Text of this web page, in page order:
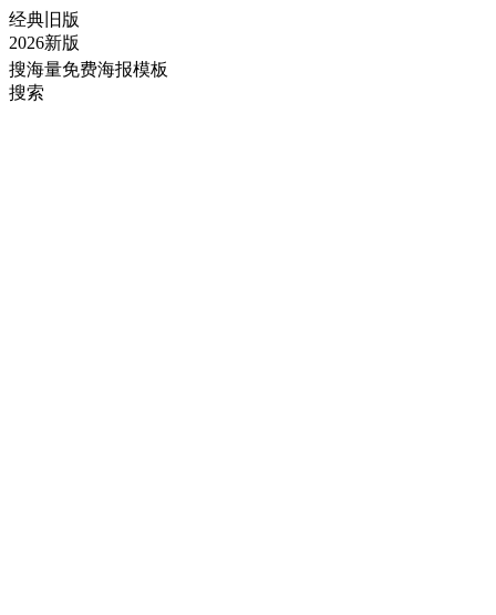
经典旧版
2026新版
搜海量免费海报模板
搜索